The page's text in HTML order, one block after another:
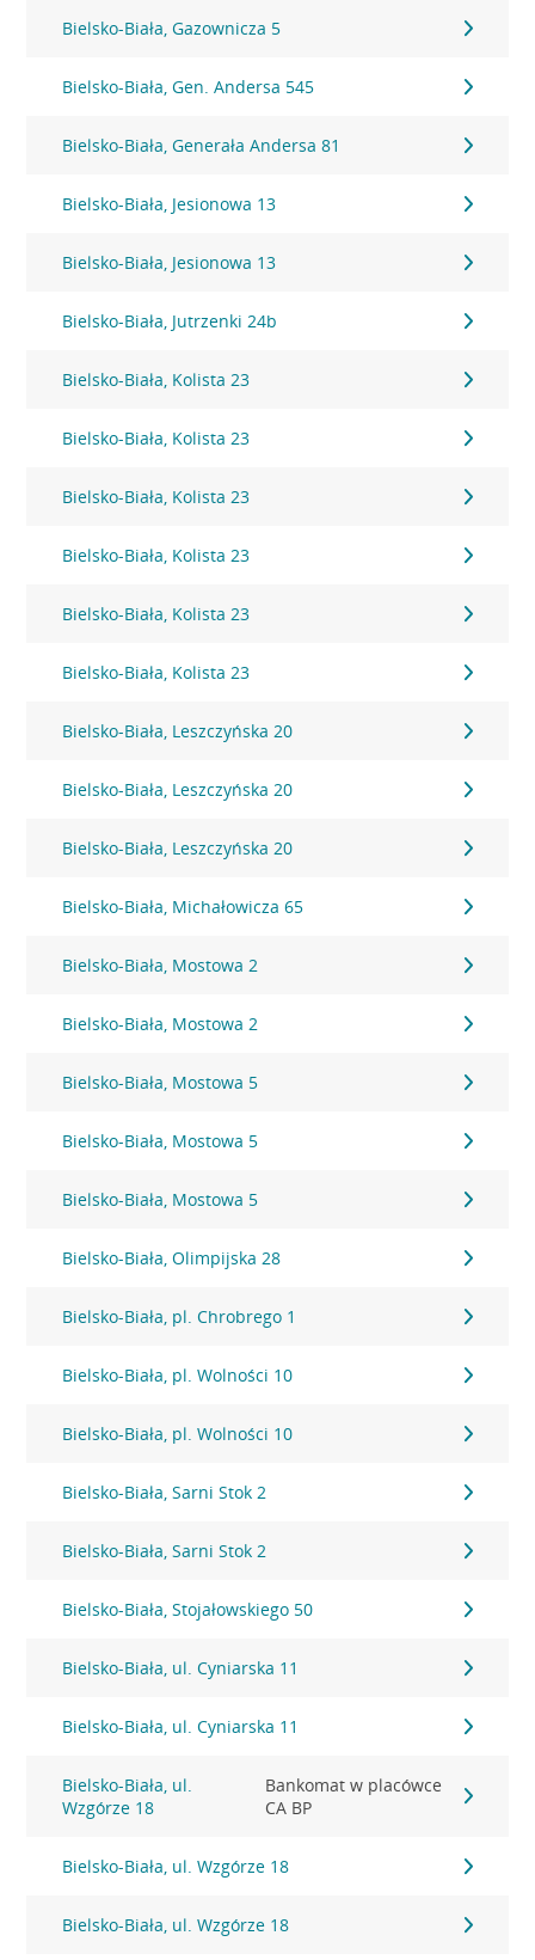
Bielsko-Biała, Gazownicza 5
Bielsko-Biała, Gen. Andersa 545
Bielsko-Biała, Generała Andersa 81
Bielsko-Biała, Jesionowa 13
Bielsko-Biała, Jesionowa 13
Bielsko-Biała, Jutrzenki 24b
Bielsko-Biała, Kolista 23
Bielsko-Biała, Kolista 23
Bielsko-Biała, Kolista 23
Bielsko-Biała, Kolista 23
Bielsko-Biała, Kolista 23
Bielsko-Biała, Kolista 23
Bielsko-Biała, Leszczyńska 20
Bielsko-Biała, Leszczyńska 20
Bielsko-Biała, Leszczyńska 20
Bielsko-Biała, Michałowicza 65
Bielsko-Biała, Mostowa 2
Bielsko-Biała, Mostowa 2
Bielsko-Biała, Mostowa 5
Bielsko-Biała, Mostowa 5
Bielsko-Biała, Mostowa 5
Bielsko-Biała, Olimpijska 28
Bielsko-Biała, pl. Chrobrego 1
Bielsko-Biała, pl. Wolności 10
Bielsko-Biała, pl. Wolności 10
Bielsko-Biała, Sarni Stok 2
Bielsko-Biała, Sarni Stok 2
Bielsko-Biała, Stojałowskiego 50
Bielsko-Biała, ul. Cyniarska 11
Bielsko-Biała, ul. Cyniarska 11
Bielsko-Biała, ul.
Wzgórze 18
Bankomat w placówce
CA BP
Bielsko-Biała, ul. Wzgórze 18
Bielsko-Biała, ul. Wzgórze 18